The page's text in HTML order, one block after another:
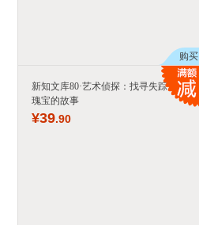
购买
新知文库80·艺术侦探：找寻失踪艺术
瑰宝的故事
¥39.90